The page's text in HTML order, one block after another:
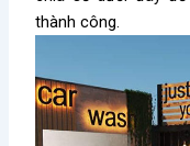
thành công.